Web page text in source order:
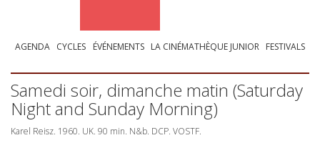
AGENDA CYCLES ÉVÉNEMENTS LA CINÉMATHÈQUE JUNIOR FESTIVALS
Samedi soir, dimanche matin (Saturday
Night and Sunday Morning)
Karel Reisz. 1960. UK. 90 min. N&b. DCP. VOSTF.